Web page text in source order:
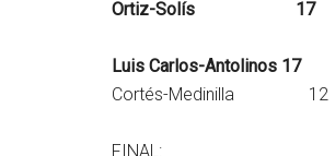
Ortiz-Solís 17
Luis Carlos-Antolinos 17
Cortés-Medinilla 12
FINAL: